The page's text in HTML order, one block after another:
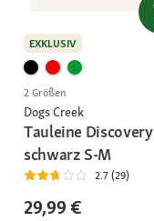
EXKLUSIV
2 Größen
Dogs Creek
Tauleine Discovery
schwarz S-M
2.7 (29)
29,99 €